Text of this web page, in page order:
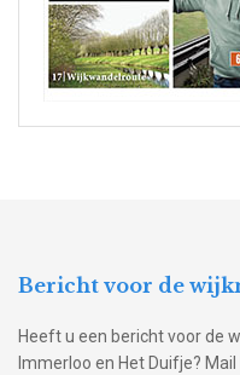
Bericht voor de
Heeft u een bericht voor de
Immerloo en Het Duifje?